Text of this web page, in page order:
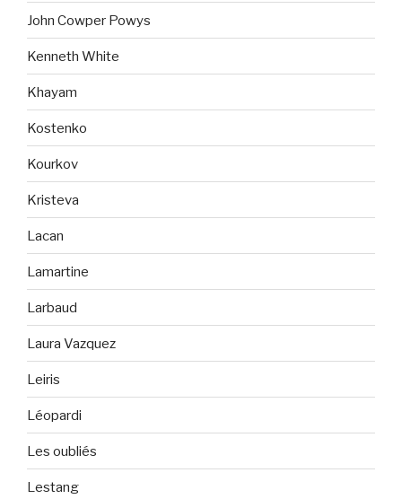
John Cowper Powys
Kenneth White
Khayam
Kostenko
Kourkov
Kristeva
Lacan
Lamartine
Larbaud
Laura Vazquez
Leiris
Léopardi
Les oubliés
Lestang